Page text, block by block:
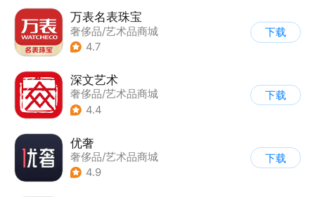
万表名表珠宝
奢侈品/艺术品商城
4.7
下载
深文艺术
奢侈品/艺术品商城
4.4
下载
优奢
奢侈品/艺术品商城
4.9
下载